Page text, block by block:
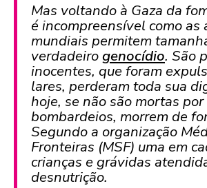
Mas voltando à Gaza da
é incompreensível como as
mundiais permitem
verdadeirogenocídio. São
inocentes, que foram
lares, perderam toda sua
hoje, se não são mortas por
bombardeios, morrem de
Segundo a organização
Fronteiras (MSF) uma em
crianças e grávidas
desnutrição.